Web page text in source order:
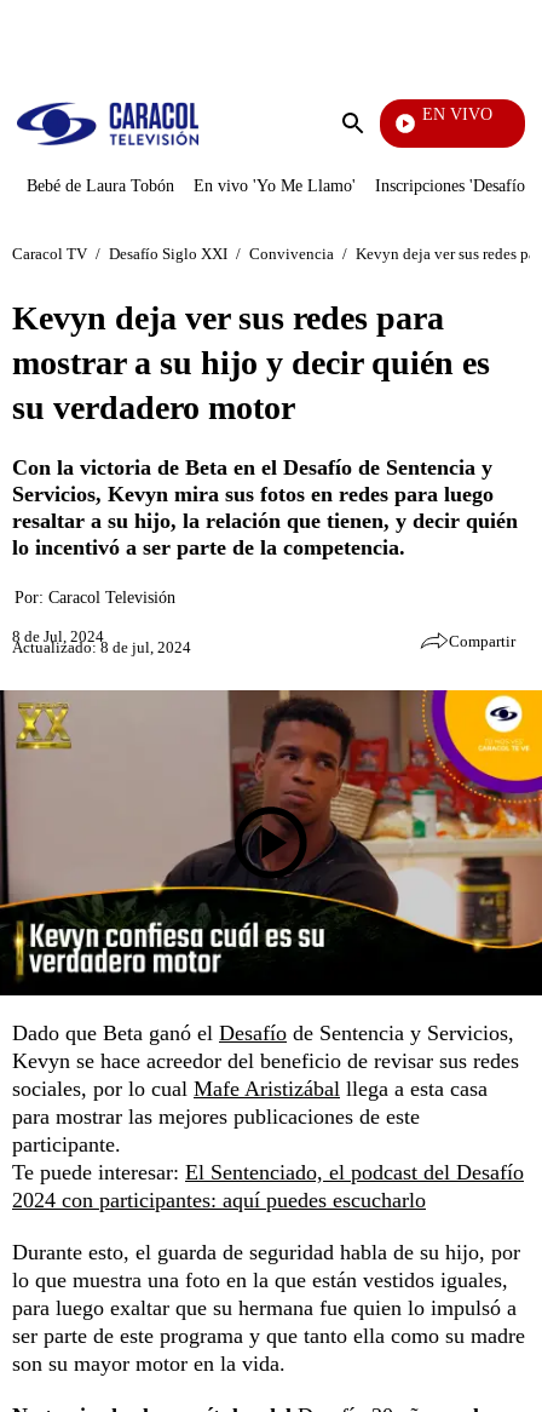
Enviar
EN VIVO
Bebé de Laura Tobón En vivo 'Yo Me Llamo' Inscripciones 'Desafío'
Caracol TV / Desafío Siglo XXI / Convivencia / Kevyn deja ver sus redes
Kevyn deja ver sus redes para
mostrar a su hijo y decir quién es
su verdadero motor
Con la victoria de Beta en el Desafío de Sentencia y
Servicios, Kevyn mira sus fotos en redes para luego
resaltar a su hijo, la relación que tienen, y decir quién
lo incentivó a ser parte de la competencia.
Por: Caracol Televisión
8 de Jul, 2024
Actualizado: 8 de jul, 2024 Compartir
Dado que Beta ganó el Desafío de Sentencia y Servicios,
Kevyn se hace acreedor del beneficio de revisar sus redes
sociales, por lo cual Mafe Aristizábal llega a esta casa
para mostrar las mejores publicaciones de este
participante.
Te puede interesar: El Sentenciado, el podcast del Desafío
2024 con participantes: aquí puedes escucharlo
Durante esto, el guarda de seguridad habla de su hijo, por
lo que muestra una foto en la que están vestidos iguales,
para luego exaltar que su hermana fue quien lo impulsó a
ser parte de este programa y que tanto ella como su madre
son su mayor motor en la vida.